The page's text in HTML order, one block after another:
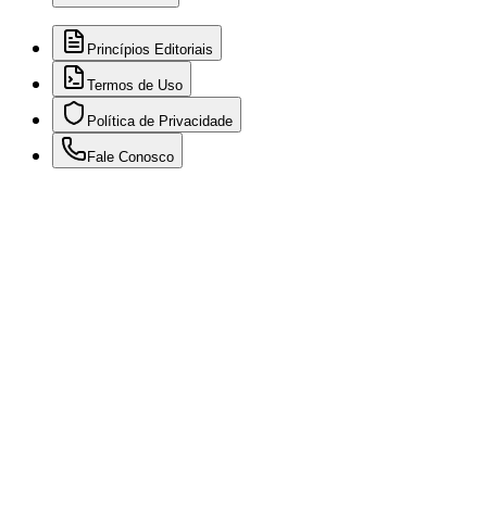
Princípios Editoriais
Termos de Uso
Política de Privacidade
Fale Conosco